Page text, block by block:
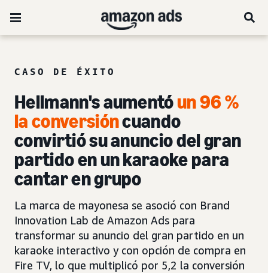
CASO DE ÉXITO
Hellmann's aumentóun 96 %
la conversióncuando
convirtió su anuncio del gran
partido en un karaoke para
cantar en grupo
La marca de mayonesa se asoció con Brand
Innovation Lab de Amazon Ads para
transformar su anuncio del gran partido en un
karaoke interactivo y con opción de compra en
Fire TV, lo que multiplicó por 5,2 la conversión